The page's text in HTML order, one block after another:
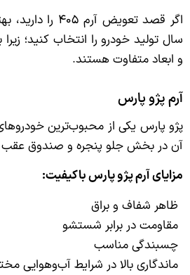
اگر قصد تعویض
سال تولید خودرو را انتخاب کنید؛
و ابعاد متفاوت هستند.
آرم پژو پارس
پژو پارس یکی از محبوب‌ترین
آن در بخش جلو پنجره و صندوق عقب
مزایای آرم پژو پارس باکیفیت:
ظاهر شفاف و براق
مقاومت در برابر شستشو
چسبندگی مناسب
ماندگاری بالا در شرایط آب‌وهوایی